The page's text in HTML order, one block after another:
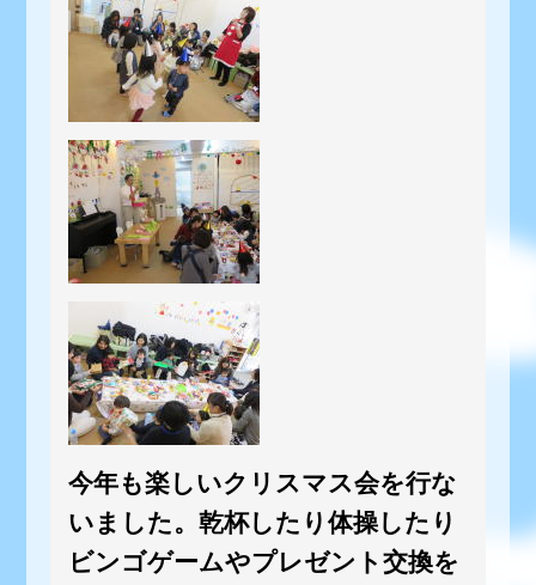
今年も楽しいクリスマス会を行な
いました。乾杯したり体操したり
ビンゴゲームやプレゼント交換を